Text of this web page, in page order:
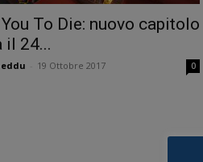
To Die: nuovo capitolo
il 24...
19 Ottobre 2017 0